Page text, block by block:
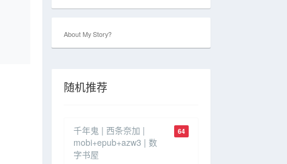
About My Story?
随机推荐
千年鬼 | 西条奈加 |
mobi+epub+azw3 | 数
字书屋
64